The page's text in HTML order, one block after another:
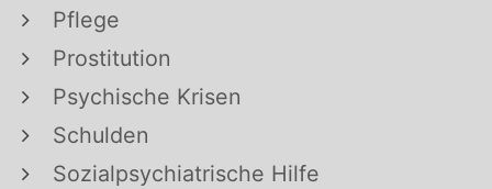
Pflege
Prostitution
Psychische Krisen
Schulden
Sozialpsychiatrische Hilfe